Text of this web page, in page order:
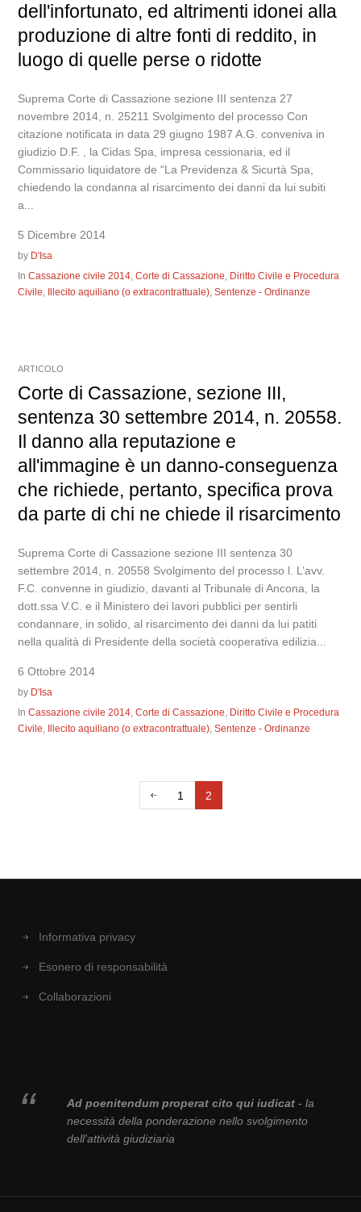
dell'infortunato, ed altrimenti idonei alla
produzione di altre fonti di reddito, in
luogo di quelle perse o ridotte
Suprema Corte di Cassazione sezione III sentenza 27
novembre 2014, n. 25211 Svolgimento del processo Con
citazione notificata in data 29 giugno 1987 A.G. conveniva in
giudizio D.F. , la Cidas Spa, impresa cessionaria, ed il
Commissario liquidatore de “La Previdenza & Sicurtà Spa,
chiedendo la condanna al risarcimento dei danni da lui subiti
a...
5 Dicembre 2014
by D'Isa
InCassazione civile 2014,Corte di Cassazione, Diritto Civile e Procedura
Civile, Illecito aquiliano (o extracontrattuale),Sentenze - Ordinanze
ARTICOLO
Corte di Cassazione, sezione III,
sentenza 30 settembre 2014, n. 20558.
Il danno alla reputazione e
all'immagine è un danno-conseguenza
che richiede, pertanto, specifica prova
da parte di chi ne chiede il risarcimento
Suprema Corte di Cassazione sezione III sentenza 30
settembre 2014, n. 20558 Svolgimento del processo l. L’avv.
F.C. convenne in giudizio, davanti al Tribunale di Ancona, la
dott.ssa V.C. e il Ministero dei lavori pubblici per sentirli
condannare, in solido, al risarcimento dei danni da lui patiti
nella qualità di Presidente della società cooperativa edilizia...
6 Ottobre 2014
by D'Isa
InCassazione civile 2014,Corte di Cassazione, Diritto Civile e Procedura
Civile, Illecito aquiliano (o extracontrattuale),Sentenze - Ordinanze
1 2
Informativa privacy
Esonero di responsabilità
Collaborazioni
Ad poenitendum properat cito qui iudicat- la
necessità della ponderazione nello svolgimento
dell'attività giudiziaria